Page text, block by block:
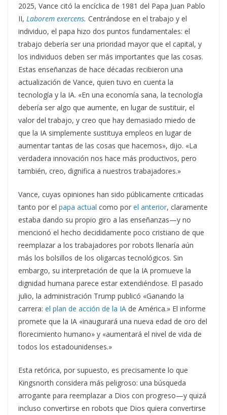
2025, Vance citó la encíclica de 1981 del Papa Juan Pablo
II, Laborem exercens. Centrándose en el trabajo y el
individuo, el papa hizo dos puntos fundamentales: el
trabajo debería ser una prioridad mayor que el capital, y
los individuos deben ser más importantes que las cosas.
Estas enseñanzas de hace décadas recibieron una
actualización de Vance, quien tuvo en cuenta la
tecnología y la IA. «En una economía sana, la tecnología
debería ser algo que aumente, en lugar de sustituir, el
valor del trabajo, y creo que hay demasiado miedo de
que la IA simplemente sustituya empleos en lugar de
aumentar tantas de las cosas que hacemos», dijo. «La
verdadera innovación nos hace más productivos, pero
también, creo, dignifica a nuestros trabajadores.»
Vance, cuyas opiniones han sido públicamente criticadas
tanto por el papa actual como por el anterior, claramente
estaba dando su propio giro a las enseñanzas—y no
mencionó el hecho decididamente poco cristiano de que
reemplazar a los trabajadores por robots llenaría aún
más los bolsillos de los oligarcas tecnológicos. Sin
embargo, su interpretación de que la IA promueve la
dignidad humana parece estar extendiéndose. El pasado
julio, la administración Trump publicó «Ganando la
carrera: el plan de acción de la IA de América.» El informe
promete que la IA «inaugurará una nueva edad de oro del
florecimiento humano» y «aumentará el nivel de vida de
todos los estadounidenses.»
Esta retórica, por supuesto, es precisamente lo que
Kingsnorth considera más peligroso: una búsqueda
arrogante para reemplazar a Dios con progreso—y quizá
incluso convertirse en robots que Dios quiera convertirse